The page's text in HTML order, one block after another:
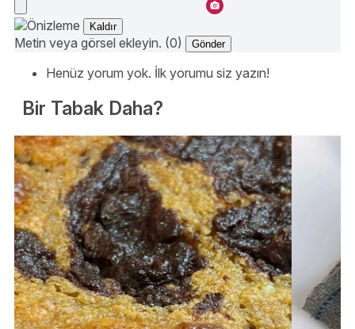
Kaldır
Metin veya görsel ekleyin. (0) Gönder
Henüz yorum yok. İlk yorumu siz yazın!
Bir Tabak Daha?